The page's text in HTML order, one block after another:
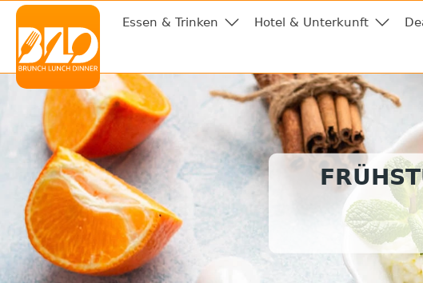
Essen & Trinken Hotel & Unterkunft